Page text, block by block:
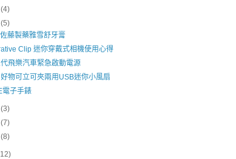
(4)
(5)
藤製藥雅雪舒牙膏
Clip 迷你穿戴式相機使用心得
飛樂汽車緊急啟動電源
物可立可夾兩用USB迷你小風扇
電子手錶
(3)
(7)
(8)